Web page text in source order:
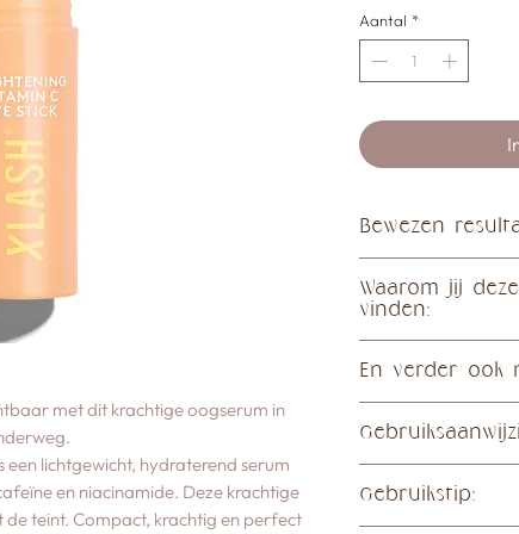
met dit krachtige oogserum in
een lichtgewicht, hydraterend serum
en niacinamide. Deze krachtige
de teint. Compact, krachtig en perfect
Aantal *
Bewezen
→ 100% ervaarde
oogcontour
→ 86% vond dat de
→ 83% zag een
Waarom jij
vinden:
→ Vermindert
helderheid van de
→ Ideaal bij
dan de oogcontour
En verder ook
✓ Dermatologisch &
✓ 100%
✓ Vegan
1. Breng aan op een
2. Glijd met de stick
Gebruikstip: